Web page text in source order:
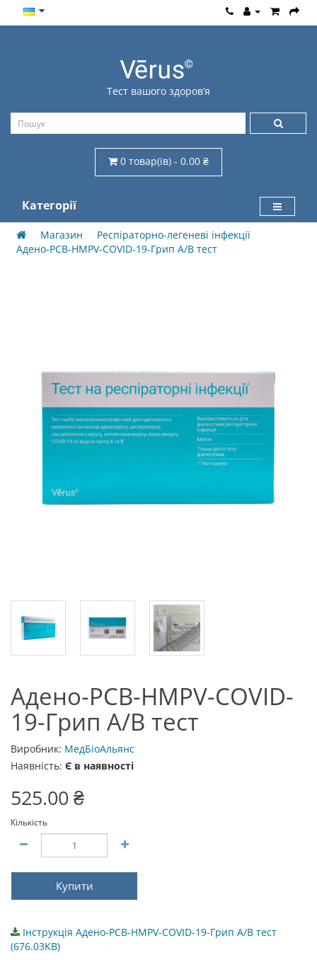
Тест вашого здоров’я
0 товар(ів) - 0.00 ₴
Категорії
Магазин
Респіраторно-легеневі інфекції
Адено-РСВ-HMPV-COVID-19-Грип А/В тест
Адено-РСВ-HMPV-COVID-
19-Грип А/В тест
Виробник: МедБіоАльянс
Наявність: Є в наявності
525.00 ₴
Кількість
Купити
Інструкція Адено-РСВ-HMPV-COVID-19-Грип А/В тест
(676.03KB)